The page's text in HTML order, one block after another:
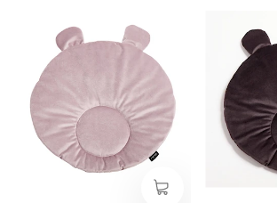
Styl:
Nowoczesny
Długość:
57 cm